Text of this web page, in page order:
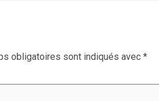
obligatoires sont indiqués avec *